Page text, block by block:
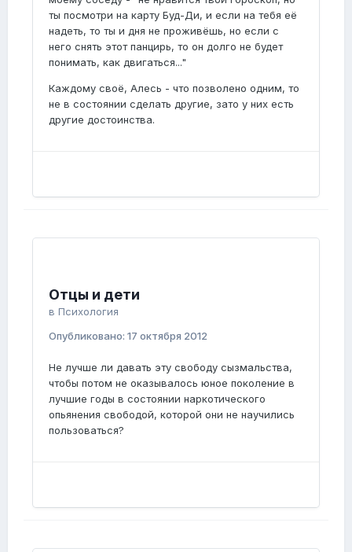
ты посмотри на карту Буд-Ди, и если на тебя её
надеть, то ты и дня не проживёшь, но если с
него снять этот панцирь, то он долго не будет
понимать, как двигаться..."
Каждому своё, Алесь - что позволено одним, то
не в состоянии сделать другие, зато у них есть
другие достоинства.
Отцы и дети
в Психология
Опубликовано: 17 октября 2012
Не лучше ли давать эту свободу сызмальства,
чтобы потом не оказывалось юное поколение в
лучшие годы в состоянии наркотического
опьянения свободой, которой они не научились
пользоваться?